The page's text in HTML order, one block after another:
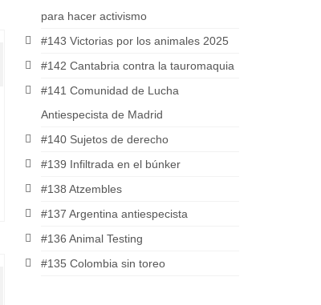
para hacer activismo
#143 Victorias por los animales 2025
#142 Cantabria contra la tauromaquia
#141 Comunidad de Lucha
Antiespecista de Madrid
#140 Sujetos de derecho
#139 Infiltrada en el búnker
#138 Atzembles
#137 Argentina antiespecista
#136 Animal Testing
#135 Colombia sin toreo